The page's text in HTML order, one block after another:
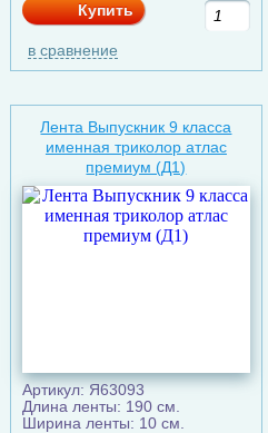
Купить
в сравнение
Лента Выпускник 9 класса
именная триколор атлас
премиум (Д1)
Артикул: Я63093
Длина ленты: 190 см.
Ширина ленты: 10 см.